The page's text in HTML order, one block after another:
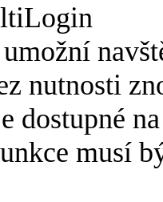
umožní
nutnosti
dostupné
musí